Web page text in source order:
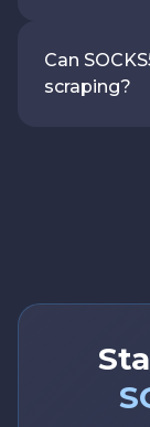
Can
scraping?